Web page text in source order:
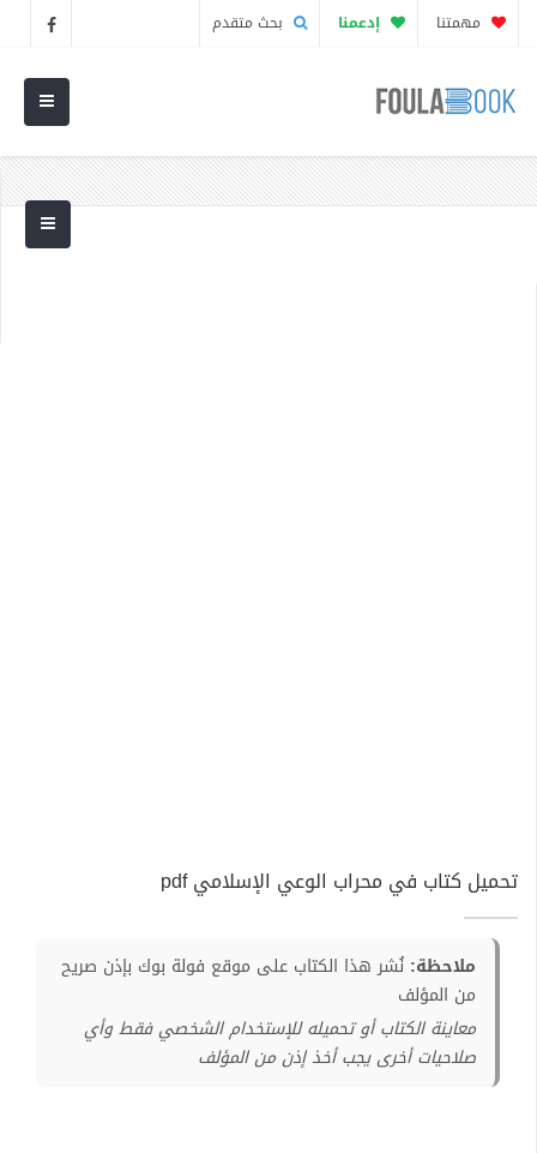
مهمتنا إدعمنا بحث متقدم
تحميل كتاب في محراب الوعي الإسلامي pdf
ملاحظة: نُشر هذا الكتاب على موقع فولة بوك بإذن صريح
من المؤلف
معاينة الكتاب أو تحميله للإستخدام الشخصي فقط وأي
صلاحيات أخرى يجب أخذ إذن من المؤلف